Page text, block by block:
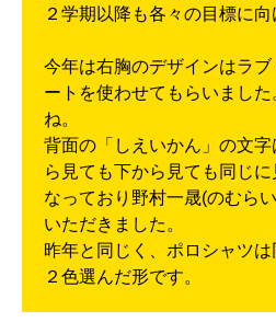
２学期以降も各々の目標に向
今年は右胸のデザインはラ
ートを使わせてもらいまし
ね。
背面の「しえいかん」の文
ら見ても下から見ても同じ
なっており野村一晟(のむら
いただきました。
昨年と同じく、ポロシャツ
２色選んだ形です。